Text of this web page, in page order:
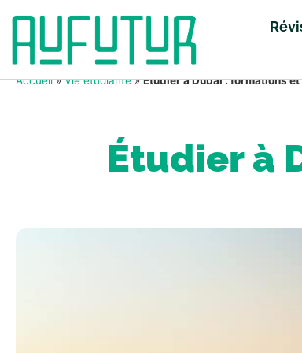
Accueil»Vie étudiante»Étudier à Dubaï : formations
Étudier à